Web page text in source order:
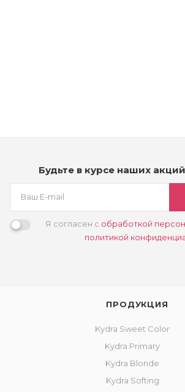
Будьте в курсе наших
Я согласен с обработкой
политикой
ПРОДУКЦИЯ
Kydra Sweet Color
Kydra Primary
Kydra Blonde
Kydra Softing